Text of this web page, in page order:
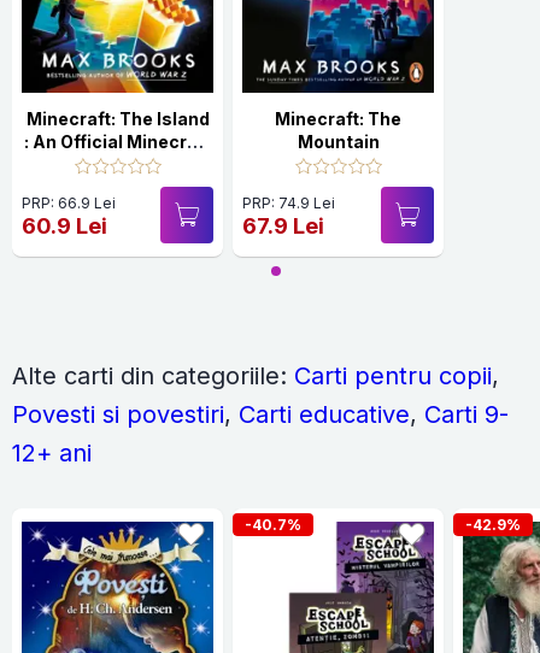
Minecraft: The Island
: An Official Minecraft
Novel
PRP: 66.9 Lei
60.9 Lei
Minecraft: The
Mountain
PRP: 74.9 Lei
67.9 Lei
Alte carti din categoriile: Carti pentru copii,
Povesti si povestiri, Carti educative, Carti 9-
12+ ani
-40.7% -42.9%